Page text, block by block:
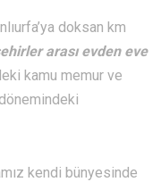
doksan km
arası evden eve
kamu memur ve
kendi bünyesinde